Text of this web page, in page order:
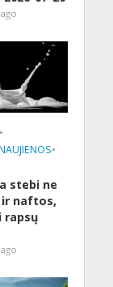
•
•
stebi ne
ir naftos,
rapsų